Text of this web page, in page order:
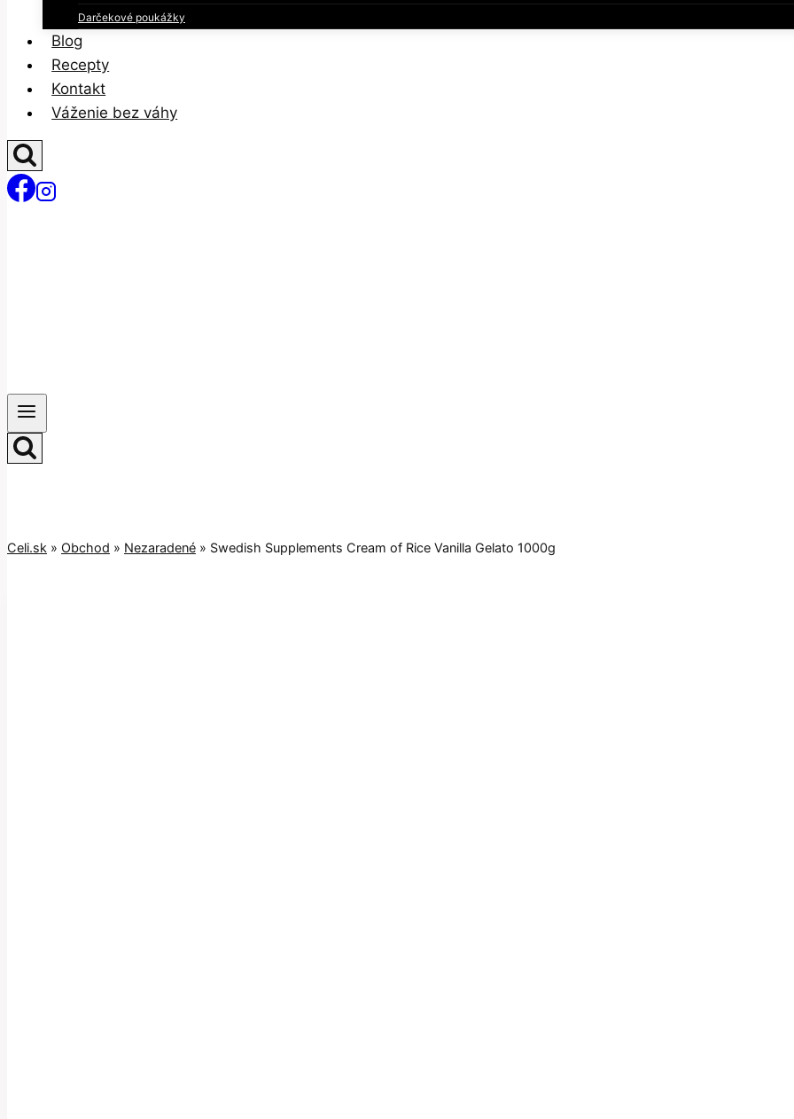
Darčekové poukážky
Blog
Recepty
Kontakt
Váženie bez váhy
Celi.sk » Obchod » Nezaradené » Swedish Supplements Cream of Rice Vanilla Gelato 1000g